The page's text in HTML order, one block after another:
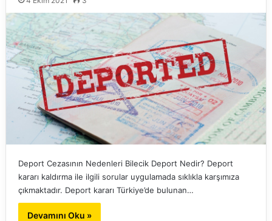
Deport Cezasının Nedenleri Bilecik Deport Nedir? Deport
kararı kaldırma ile ilgili sorular uygulamada sıklıkla karşımıza
çıkmaktadır. Deport kararı Türkiye’de bulunan…
Devamını Oku »